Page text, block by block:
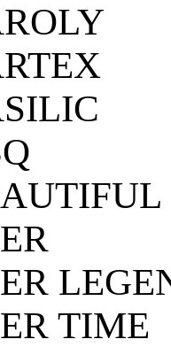
TIME